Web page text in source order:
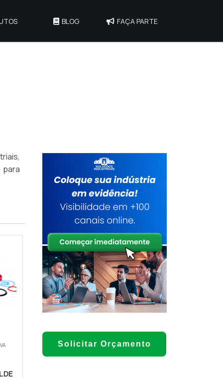
BLOG FAÇA PARTE
para
DE
Solicitar Orçamento